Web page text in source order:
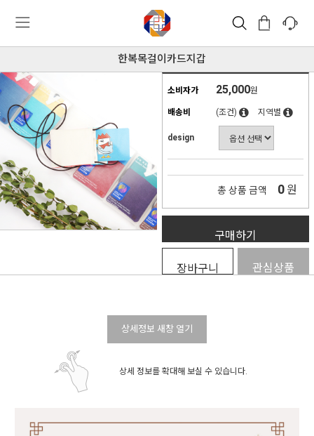
한복목걸이카드지갑
소비자가 25,000원
배송비 (조건) 지역별
design
총 상품 금액 0 원
구매하기
장바구니 관심상품
상세정보 새창 열기
상세 정보를 확대해 보실 수 있습니다.